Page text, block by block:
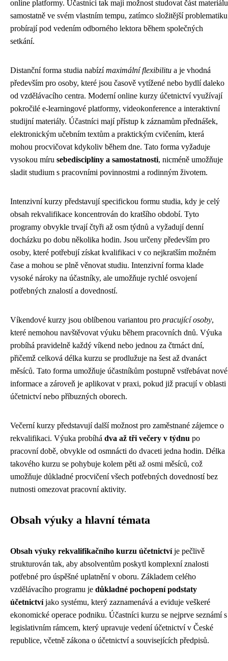
online platformy. Účastníci tak mají možnost studovat část materiálu
samostatně ve svém vlastním tempu, zatímco složitější problematiku
probírají pod vedením odborného lektora během společných
setkání.
Distanční forma studia nabízímaximální flexibilitu a je vhodná
především pro osoby, které jsou časově vytížené nebo bydlí daleko
od vzdělávacího centra. Moderní online kurzy účetnictví využívají
pokročilé e-learningové platformy, videokonference a interaktivní
studijní materiály. Účastníci mají přístup k záznamům přednášek,
elektronickým učebním textům a praktickým cvičením, která
mohou procvičovat kdykoliv během dne. Tato forma vyžaduje
vysokou míru sebedisciplíny a samostatnosti, nicméně umožňuje
sladit studium s pracovními povinnostmi a rodinným životem.
Intenzivní kurzy představují specifickou formu studia, kdy je celý
obsah rekvalifikace koncentrován do kratšího období. Tyto
programy obvykle trvají čtyři až osm týdnů a vyžadují denní
docházku po dobu několika hodin. Jsou určeny především pro
osoby, které potřebují získat kvalifikaci v co nejkratším možném
čase a mohou se plně věnovat studiu. Intenzivní forma klade
vysoké nároky na účastníky, ale umožňuje rychlé osvojení
potřebných znalostí a dovedností.
Víkendové kurzy jsou oblíbenou variantou pro pracující osoby,
které nemohou navštěvovat výuku během pracovních dnů. Výuka
probíhá pravidelně každý víkend nebo jednou za čtrnáct dní,
přičemž celková délka kurzu se prodlužuje na šest až dvanáct
měsíců. Tato forma umožňuje účastníkům postupně vstřebávat nové
informace a zároveň je aplikovat v praxi, pokud již pracují v oblasti
účetnictví nebo příbuzných oborech.
Večerní kurzy představují další možnost pro zaměstnané zájemce o
rekvalifikaci. Výuka probíhá dva až tři večery v týdnu po
pracovní době, obvykle od osmnácti do dvaceti jedna hodin. Délka
takového kurzu se pohybuje kolem pěti až osmi měsíců, což
umožňuje důkladné procvičení všech potřebných dovedností bez
nutnosti omezovat pracovní aktivity.
Obsah výuky a hlavní témata
Obsah výuky rekvalifikačního kurzu účetnictvíje pečlivě
strukturován tak, aby absolventům poskytl komplexní znalosti
potřebné pro úspěšné uplatnění v oboru. Základem celého
vzdělávacího programu je důkladné pochopení podstaty
účetnictvíjako systému, který zaznamenává a eviduje veškeré
ekonomické operace podniku. Účastníci kurzu se nejprve seznámí s
legislativním rámcem, který upravuje vedení účetnictví v České
republice, včetně zákona o účetnictví a souvisejících předpisů.